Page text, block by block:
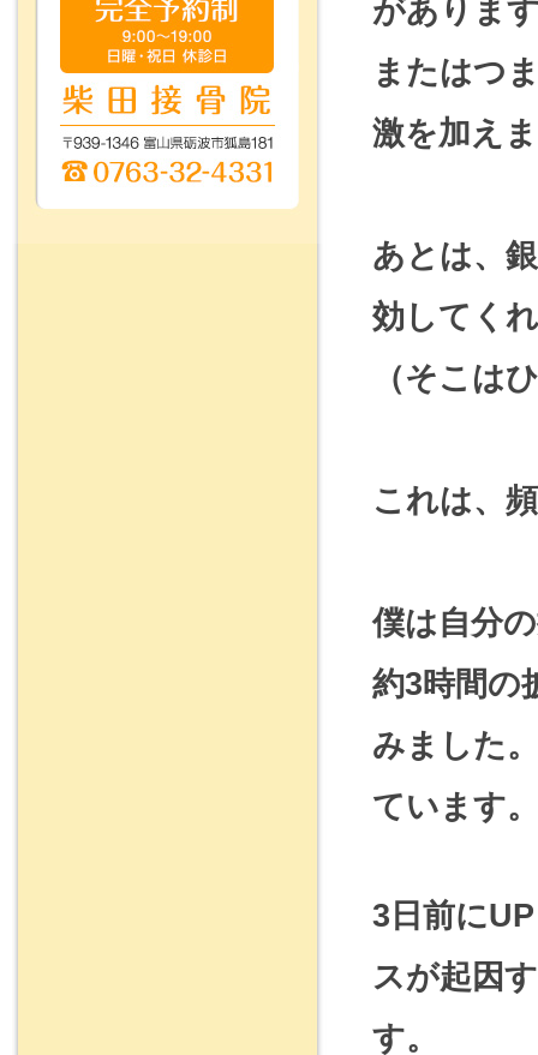
がありま
またはつ
激を加え
あとは、
効してく
（そこは
これは、
僕は自分
約3時間の
みました
ています。
3日前に
スが起因
す。